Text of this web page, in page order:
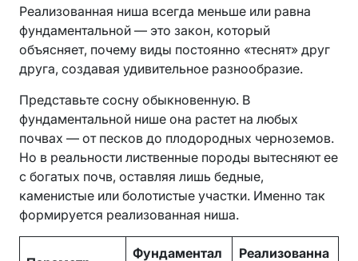
Реализованная ниша всегда меньше или равна
фундаментальной — это закон, который
объясняет, почему виды постоянно «теснят» друг
друга, создавая удивительное разнообразие.
Представьте сосну обыкновенную. В
фундаментальной нише она растет на любых
почвах — от песков до плодородных черноземов.
Но в реальности лиственные породы вытесняют ее
с богатых почв, оставляя лишь бедные,
каменистые или болотистые участки. Именно так
формируется реализованная ниша.
Фундаментал
Реализованна